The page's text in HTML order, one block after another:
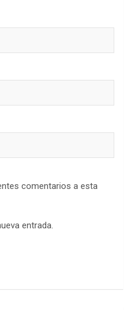
comentarios a esta
entrada.